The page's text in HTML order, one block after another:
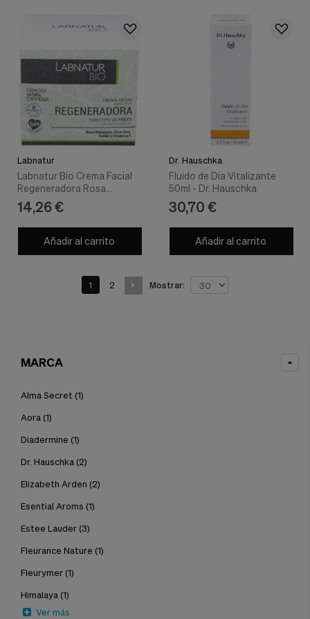
Labnatur
Labnatur Bio Crema Facial
Regeneradora Rosa
Mosqueta 50Ml
14,26 €
Añadir al carrito
Dr. Hauschka
Fluido de Dia Vitalizante
50ml - Dr. Hauschka
30,70 €
Añadir al carrito
1 2 Mostrar:
MARCA
Alma Secret (1)
Aora (1)
Diadermine (1)
Dr. Hauschka (2)
Elizabeth Arden (2)
Esential Aroms (1)
Estee Lauder (3)
Fleurance Nature (1)
Fleurymer (1)
Himalaya (1)
Ver más